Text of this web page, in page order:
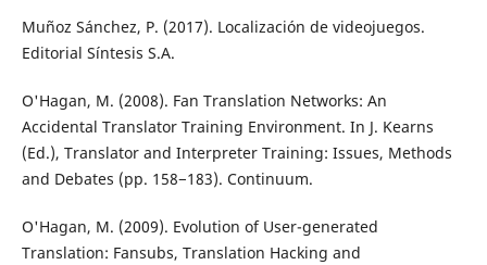
Muñoz Sánchez, P. (2017). Localización de videojuegos.
Editorial Síntesis S.A.
O'Hagan, M. (2008). Fan Translation Networks: An
Accidental Translator Training Environment. In J. Kearns
(Ed.), Translator and Interpreter Training: Issues, Methods
and Debates (pp. 158−183). Continuum.
O'Hagan, M. (2009). Evolution of User-generated
Translation: Fansubs, Translation Hacking and